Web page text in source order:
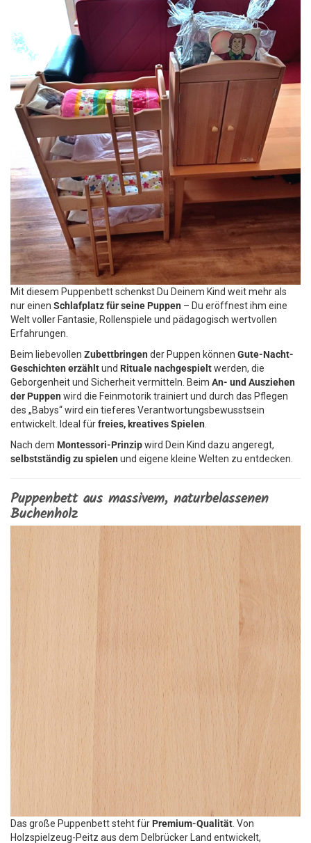
Mit diesem Puppenbett schenkst Du Deinem Kind weit mehr als
nur einen Schlafplatz für seine Puppen – Du eröffnest ihm eine
Welt voller Fantasie, Rollenspiele und pädagogisch wertvollen
Erfahrungen.
Beim liebevollen Zubettbringen der Puppen können Gute-Nacht-
Geschichten erzähltund Rituale nachgespieltwerden, die
Geborgenheit und Sicherheit vermitteln. Beim An- und Ausziehen
der Puppen wird die Feinmotorik trainiert und durch das Pflegen
des „Babys“ wird ein tieferes Verantwortungsbewusstsein
entwickelt. Ideal fürfreies, kreatives Spielen
Nach dem Montessori-Prinzipwird Dein Kind dazu angeregt,
selbstständig zu spielen und eigene kleine Welten zu entdecken.
Puppenbett aus massivem, naturbelassenen
Buchenholz
Das große Puppenbett steht für Premium-Qualität . Von
Holzspielzeug-Peitz aus dem Delbrücker Land entwickelt,